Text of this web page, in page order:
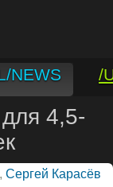
NEWS
/
4,5-
Сергей Карасёв